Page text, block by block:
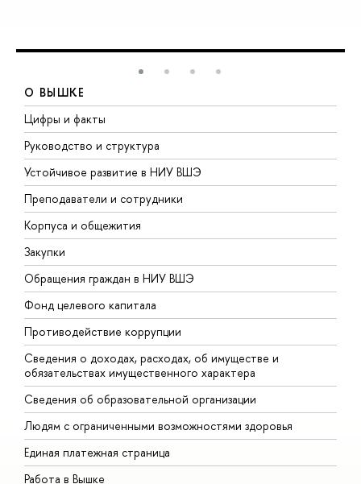
О ВЫШКЕ
Цифры и факты
Руководство и структура
Устойчивое развитие в НИУ ВШЭ
Преподаватели и сотрудники
Корпуса и общежития
Закупки
Обращения граждан в НИУ ВШЭ
Фонд целевого капитала
Противодействие коррупции
Сведения о доходах, расходах, об имуществе и
обязательствах имущественного характера
Сведения об образовательной организации
Людям с ограниченными возможностями здоровья
Единая платежная страница
Работа в Вышке